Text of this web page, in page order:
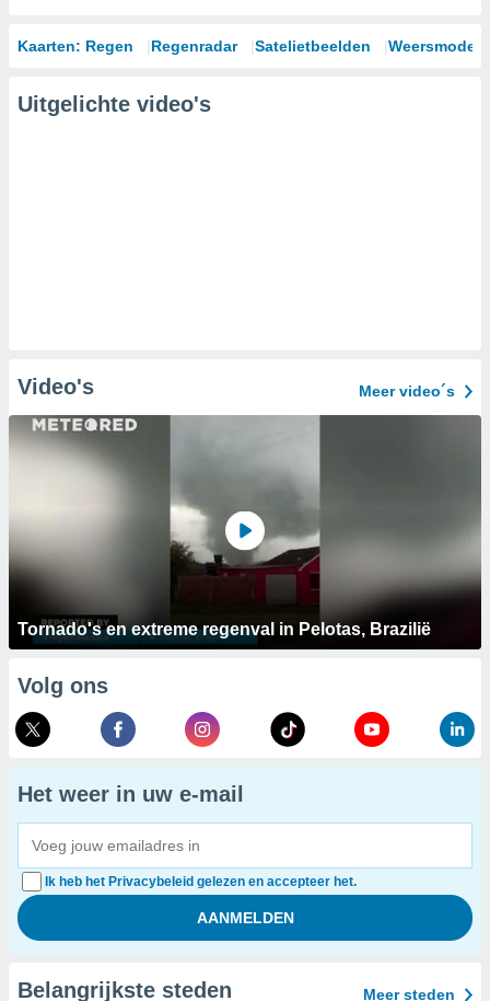
Kaarten: Regen Regenradar Satelietbeelden
Uitgelichte video's
Video's Meer video´s
Tornado's en extreme regenval in Pelotas, Brazilië
Volg ons
Het weer in uw e-mail
Ik heb het Privacybeleid gelezen en accepteer het.
Belangrijkste steden Meer steden